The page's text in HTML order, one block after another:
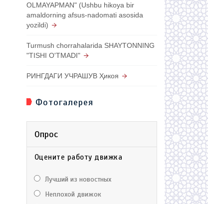
OLMAYAPMAN" (Ushbu hikoya bir
amaldorning afsus-nadomati asosida
yozildi)
Turmush chorrahalarida SHAYTONNING
"TISHI O'TMADI"
РИНГДАГИ УЧРАШУВ Ҳикоя
Фотогалерея
Опрос
Оцените работу движка
Лучший из новостных
Неплохой движок